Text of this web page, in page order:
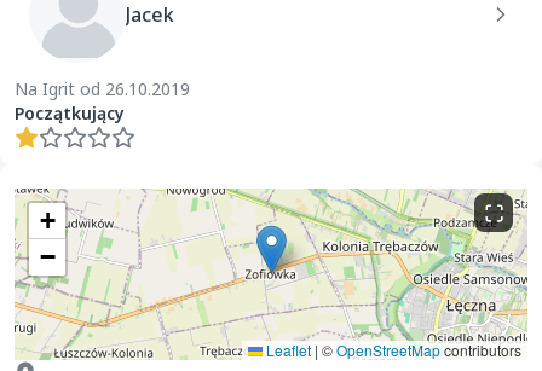
Jacek
Na Igrit od 26.10.2019
Początkujący
+
−
Leaflet | ©OpenStreetMapcontributors